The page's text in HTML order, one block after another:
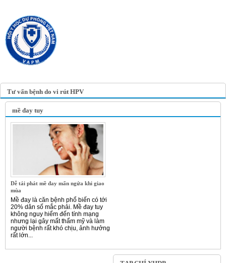
Tư vấn bệnh do vi rút HPV
mề đay tuy
Dễ tái phát mề đay mẩn ngứa khi giao
mùa
Mề đay là căn bệnh phổ biến có tới
20% dân số mắc phải. Mề đay tuy
không nguy hiểm đến tính mạng
nhưng lại gây mất thẩm mỹ và làm
người bệnh rất khó chịu, ảnh hưởng
rất lớn...